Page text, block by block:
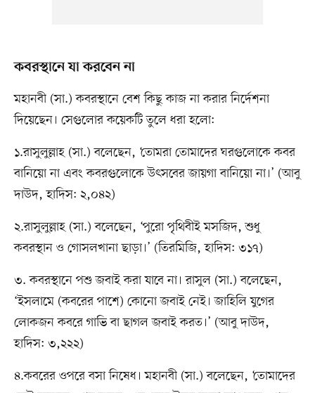
কবরস্থানে যা করবেন না
মহানবী (সা.) কবরস্থানে বেশ কিছু কাজ না করার নির্দেশনা
দিয়েছেন। সেগুলোর কয়েকটি তুলে ধরা হলো:
১.রাসুলুল্লাহ (সা.) বলেছেন, ‘তোমরা তোমাদের ঘরগুলোকে কবর
বানিয়ো না এবং কবরগুলোকে উৎসবের জায়গা বানিয়ো না।’ (আবু
দাউদ, হাদিস: ২,০৪২)
২.রাসুলুল্লাহ (সা.) বলেছেন, ‘পুরো পৃথিবীই মসজিদ, শুধু
কবরস্থান ও গোসলখানা ছাড়া।’ (তিরমিজি, হাদিস: ৩১৭)
৩. কবরস্থানে পশু জবাই করা যাবে না। রাসুল (সা.) বলেছেন,
‘ইসলামে (কবরের পাশে) কোনো জবাই নেই। জাহিলি যুগের
লোকজন কবরে গাভি বা ছাগল জবাই করত।’ (আবু দাউদ,
হাদিস: ৩,২২২)
৪.কবরের ওপরে বসা নিষেধ। মহানবী (সা.) বলেছেন, ‘তোমাদের